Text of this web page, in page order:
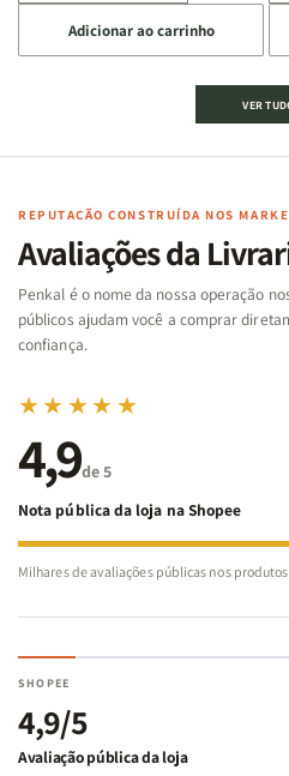
a
quantidade
de
Cartas
Famílias
Bíblia
-
Penkal
a
quantidade
de
Jogo
Cartas
Famílias
da
Bíblia
-
Penkal
Adicionar ao carrinho
VER
REPUTAÇÃO CONSTRUÍDA NOS
Avaliações da
Penkal é o nome da nossa operação
públicos ajudam você a comprar
confiança.
★★★★★
4,9de 5
Nota pública da loja na Shopee
Milhares de avaliações públicas nos
SHOPEE
4,9/5
Avaliação pública da loja